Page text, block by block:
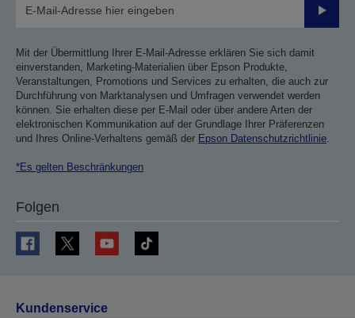
Mit der Übermittlung Ihrer E-Mail-Adresse erklären Sie sich damit
einverstanden, Marketing-Materialien über Epson Produkte,
Veranstaltungen, Promotions und Services zu erhalten, die auch zur
Durchführung von Marktanalysen und Umfragen verwendet werden
können. Sie erhalten diese per E-Mail oder über andere Arten der
elektronischen Kommunikation auf der Grundlage Ihrer Präferenzen
und Ihres Online-Verhaltens gemäß der Epson Datenschutzrichtlinie
*Es gelten Beschränkungen
Folgen
Kundenservice